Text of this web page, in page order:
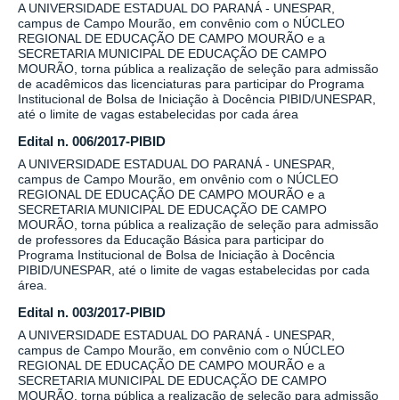
A UNIVERSIDADE ESTADUAL DO PARANÁ - UNESPAR,
campus de Campo Mourão, em convênio com o NÚCLEO
REGIONAL DE EDUCAÇÃO DE CAMPO MOURÃO e a
SECRETARIA MUNICIPAL DE EDUCAÇÃO DE CAMPO
MOURÃO, torna pública a realização de seleção para admissão
de acadêmicos das licenciaturas para participar do Programa
Institucional de Bolsa de Iniciação à Docência PIBID/UNESPAR,
até o limite de vagas estabelecidas por cada área
Edital n. 006/2017-PIBID
A UNIVERSIDADE ESTADUAL DO PARANÁ - UNESPAR,
campus de Campo Mourão, em onvênio com o NÚCLEO
REGIONAL DE EDUCAÇÃO DE CAMPO MOURÃO e a
SECRETARIA MUNICIPAL DE EDUCAÇÃO DE CAMPO
MOURÃO, torna pública a realização de seleção para admissão
de professores da Educação Básica para participar do
Programa Institucional de Bolsa de Iniciação à Docência
PIBID/UNESPAR, até o limite de vagas estabelecidas por cada
área.
Edital n. 003/2017-PIBID
A UNIVERSIDADE ESTADUAL DO PARANÁ - UNESPAR,
campus de Campo Mourão, em convênio com o NÚCLEO
REGIONAL DE EDUCAÇÃO DE CAMPO MOURÃO e a
SECRETARIA MUNICIPAL DE EDUCAÇÃO DE CAMPO
MOURÃO, torna pública a realização de seleção para admissão